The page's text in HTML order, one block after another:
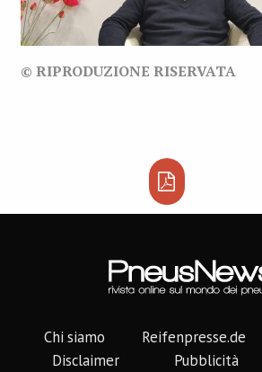
© RIPRODUZIONE RISERVATA
Chi siamo Reifenpresse.de
Disclaimer
Pubblicità